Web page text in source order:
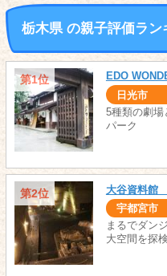
栃木県 の親子評価ラン
第1位 EDO
日光市
5種類の劇場
パーク
第2位 大谷資料館
宇都宮市
まるでダン
大空間を探